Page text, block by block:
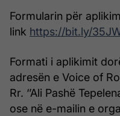
Formularin për
link https://bit.ly/
Formati i aplikimit
adresën e Voice of
Rr. ‘’Ali Pashë
ose në e-mailin e